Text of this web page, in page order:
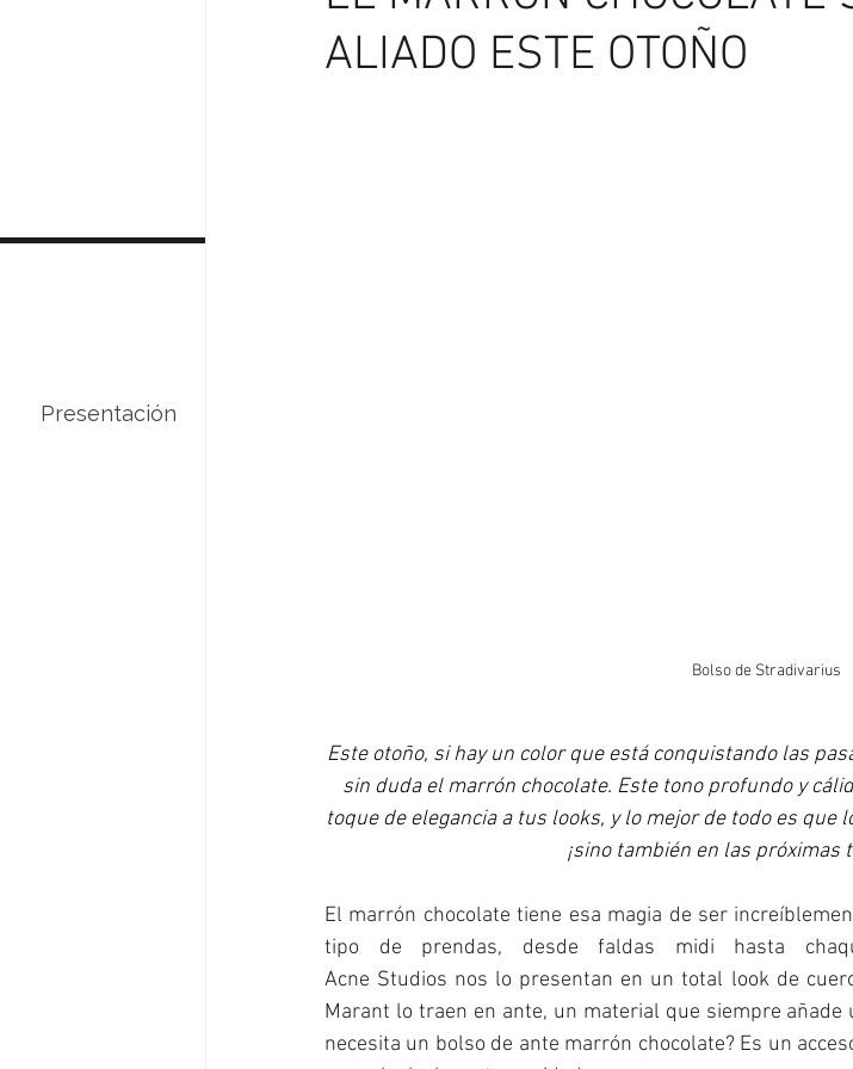
Presentación
ALIADO ESTE OTOÑO
Bolso de Stradivarius
Este otoño, si hay un color que está conquistando las
sin duda el marrón chocolate. Este tono profundo y
toque de elegancia a tus looks, y lo mejor de todo es que
¡sino también en las próximas
El marrón chocolate tiene esa magia de ser
tipo de prendas, desde faldas midi hasta
Acne Studios nos lo presentan en un total look de
Marant lo traen en ante, un material que siempre añade
necesita un bolso de ante marrón chocolate? Es un